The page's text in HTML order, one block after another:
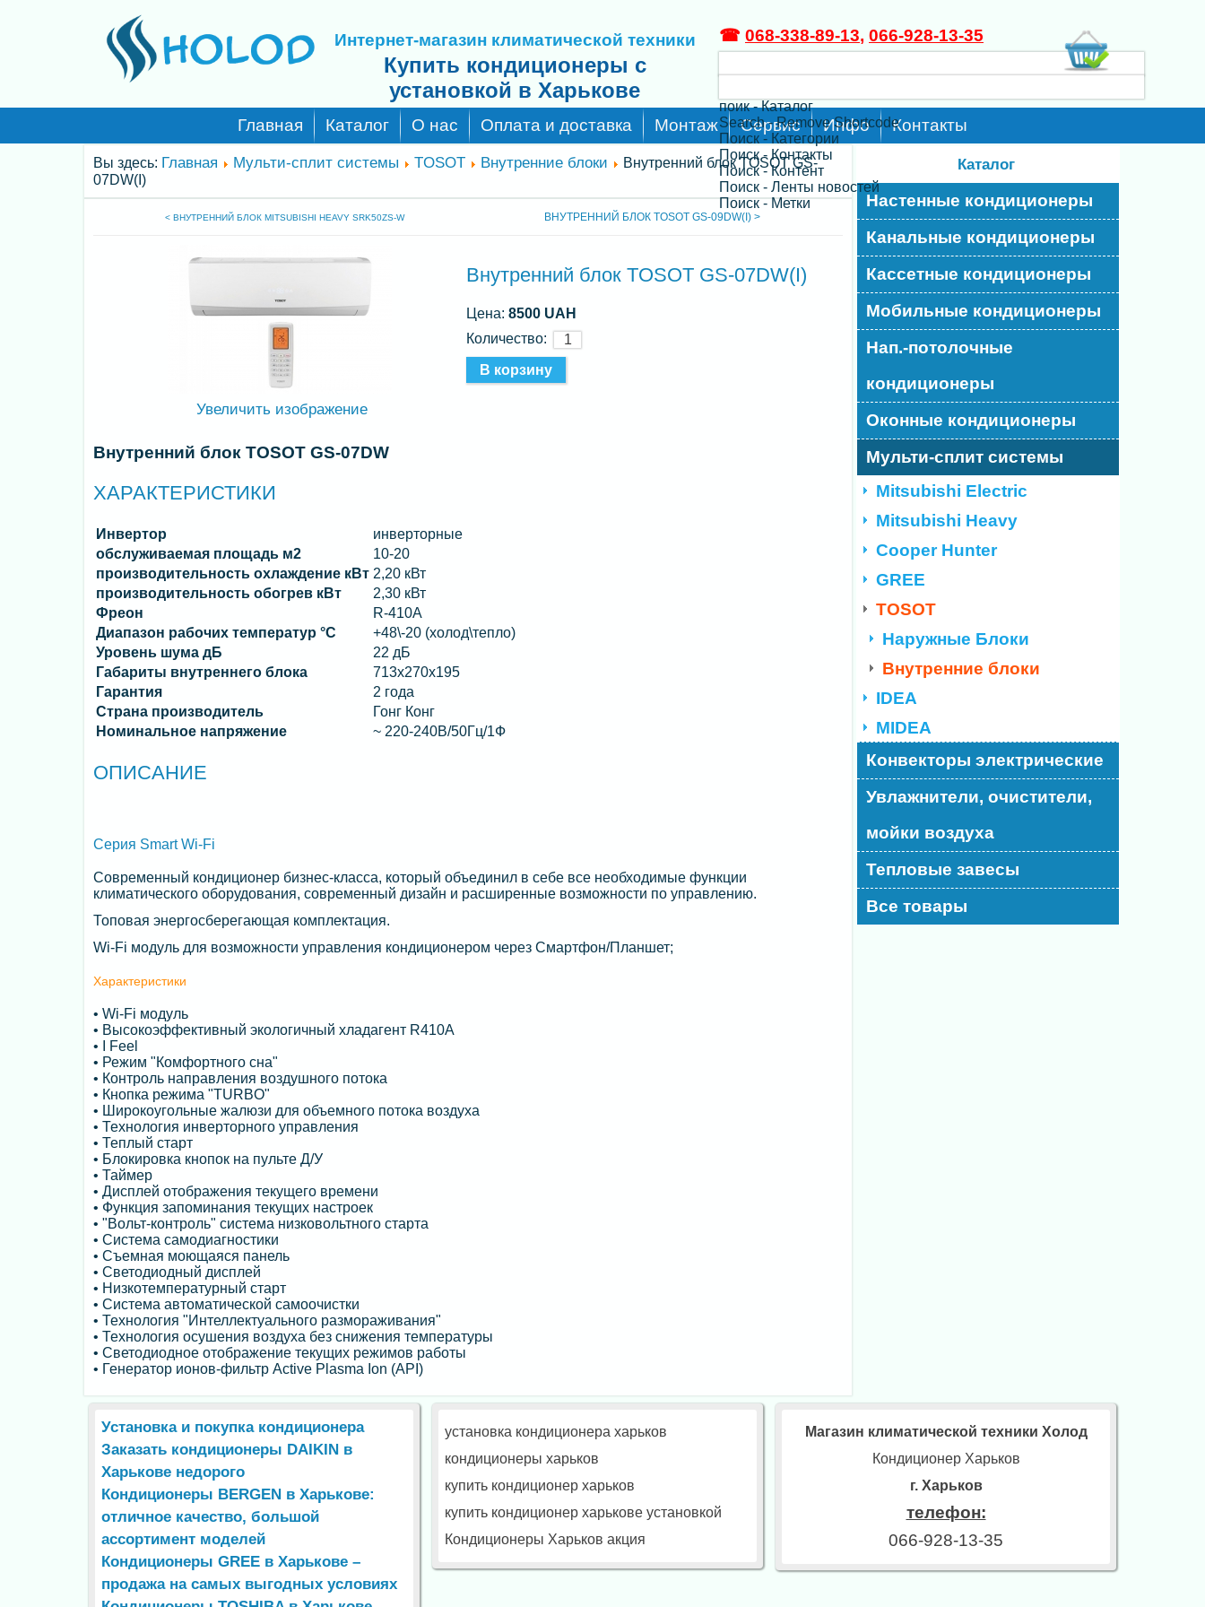
Интернет-магазин климатической техники
Купить кондиционеры с
установкой в Харькове
поик - Каталог
Search - Remove Shortcode
Поиск - Категории
Поиск - Контакты
Поиск - Контент
Поиск - Ленты новостей
Поиск - Метки
☎ 068-338-89-13, 066-928-13-35
Главная Каталог О нас Оплата и доставка Монтаж Сервис Инфо Контакты
Вы здесь: Главная Мульти-сплит системы TOSOT Внутренние блоки
Внутренний блок TOSOT GS-
07DW(I)
< ВНУТРЕННИЙ БЛОК MITSUBISHI HEAVY SRK50ZS-W ВНУТРЕННИЙ БЛОК TOSOT GS-09DW(I) >
Увеличить изображение
Внутренний блок TOSOT GS-07DW(I)
Цена:8500 UAH
Количество:
Внутренний блок TOSOT GS-07DW
ХАРАКТЕРИСТИКИ
Инвертор
инверторные
обслуживаемая площадь м2
10-20
производительность охлаждение кВт 2,20 кВт
производительность обогрев кВт
2,30 кВт
Фреон
R-410A
Диапазон рабочих температур °C
+48\-20 (холод\тепло)
Уровень шума дБ
22 дБ
Габариты внутреннего блока
713x270x195
Гарантия
2 года
Страна производитель
Гонг Конг
Номинальное напряжение
~ 220-240В/50Гц/1Ф
ОПИСАНИЕ
Серия Smart Wi-Fi
Современный кондиционер бизнес-класса, который объединил в себе все необходимые функции
климатического оборудования, современный дизайн и расширенные возможности по управлению.
Топовая энергосберегающая комплектация.
Wi-Fi модуль для возможности управления кондиционером через Смартфон/Планшет;
Характеристики
• Wi-Fi модуль
• Высокоэффективный экологичный хладагент R410A
• I Feel
• Режим "Комфортного сна"
• Контроль направления воздушного потока
• Кнопка режима "TURBO"
• Широкоугольные жалюзи для объемного потока воздуха
• Технология инверторного управления
• Теплый старт
• Блокировка кнопок на пульте Д/У
• Таймер
• Дисплей отображения текущего времени
• Функция запоминания текущих настроек
• "Вольт-контроль" система низковольтного старта
• Система самодиагностики
• Съемная моющаяся панель
• Светодиодный дисплей
• Низкотемпературный старт
• Система автоматической самоочистки
• Технология "Интеллектуального размораживания"
• Технология осушения воздуха без снижения температуры
• Светодиодное отображение текущих режимов работы
• Генератор ионов-фильтр Active Plasma Ion (API)
Каталог
Настенные кондиционеры
Канальные кондиционеры
Кассетные кондиционеры
Мобильные кондиционеры
Нап.-потолочные
кондиционеры
Оконные кондиционеры
Мульти-сплит системы
Mitsubishi Electric
Mitsubishi Heavy
Cooper Hunter
GREE
TOSOT
Наружные Блоки
Внутренние блоки
IDEA
MIDEA
Конвекторы электрические
Увлажнители, очистители,
мойки воздуха
Тепловые завесы
Все товары
Установка и покупка кондиционера
Заказать кондиционеры DAIKIN в
Харькове недорого
Кондиционеры BERGEN в Харькове:
отличное качество, большой
ассортимент моделей
Кондиционеры GREE в Харькове –
продажа на самых выгодных условиях
установка кондиционера харьков
кондиционеры харьков
купить кондиционер харьков
купить кондиционер харькове установкой
Кондиционеры Харьков акция
Магазин климатической техники Холод
Кондиционер Харьков
г. Харьков
телефон:
066-928-13-35